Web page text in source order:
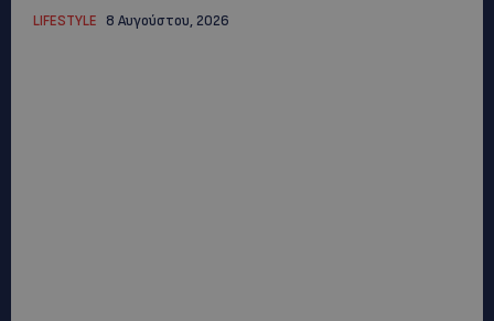
LIFESTYLE 8 Αυγούστου, 2026